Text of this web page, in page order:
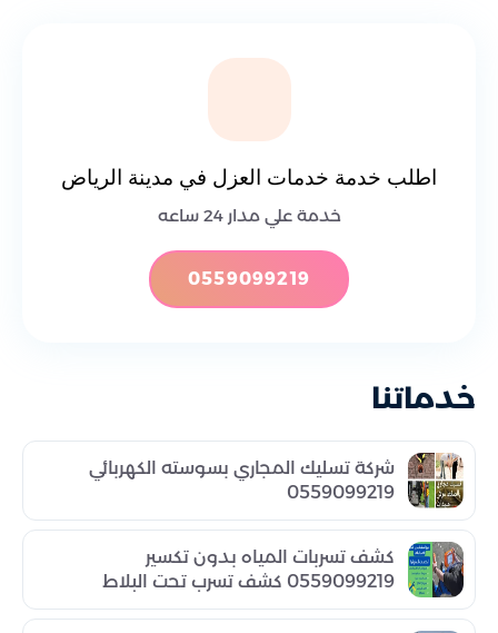
اطلب خدمة خدمات العزل في مدينة الرياض
خدمة علي مدار 24 ساعه
0559099219
خدماتنا
شركة تسليك المجاري بسوسته الكهربائي
0559099219
كشف تسربات المياه بدون تكسير
0559099219 كشف تسرب تحت البلاط